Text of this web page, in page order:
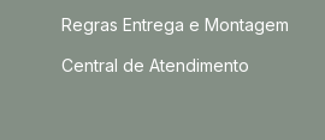
Regras Entrega e Montagem
Central de Atendimento